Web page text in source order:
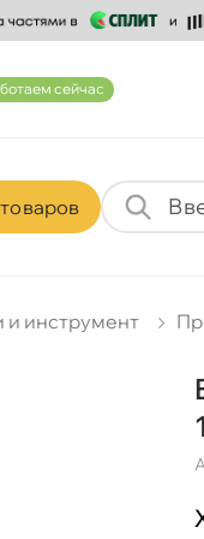
сейчас
товаро
и инструмент